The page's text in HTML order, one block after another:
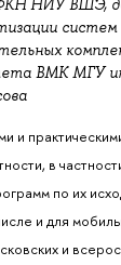
НИУ ВШЭ,
систем
ВМК МГУ
и
в
по их
и для
и